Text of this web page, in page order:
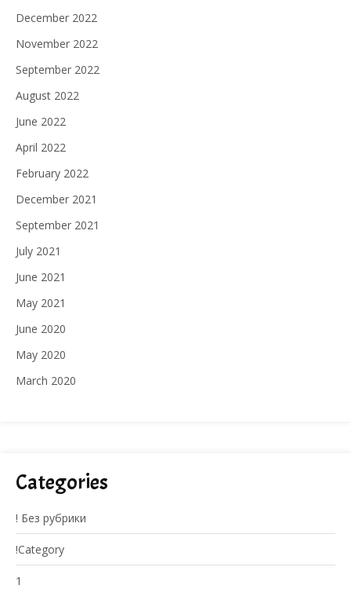
December 2022
November 2022
September 2022
August 2022
June 2022
April 2022
February 2022
December 2021
September 2021
July 2021
June 2021
May 2021
June 2020
May 2020
March 2020
Categories
! Без рубрики
!Category
1